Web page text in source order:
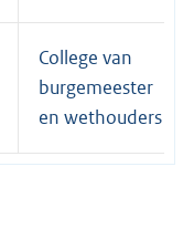
College van
burgemeester
en wethouders